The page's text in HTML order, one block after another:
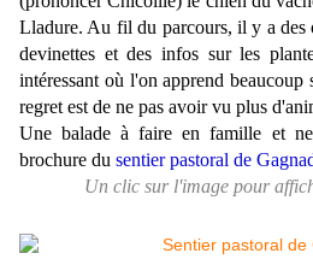
Lladure. Au fil du parcours, il y a des
devinettes et des infos sur les
intéressant où l'on apprend
regret est de ne pas avoir vu plus
Une balade à faire en famille et
brochure du sentier pastoral de
Un clic sur l'image pour